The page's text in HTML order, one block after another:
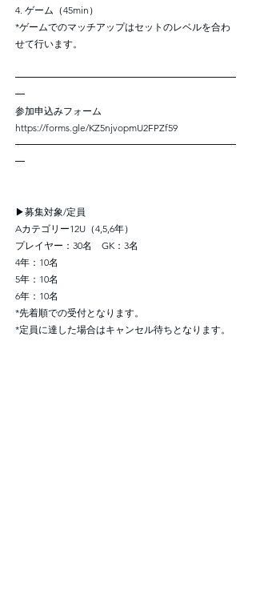
4. ゲーム（45min）
*ゲームでのマッチアップはセットのレベルを合わ
せて行います。
━━━━━━━━━━━━━━━━━━━━━━━
━
参加申込みフォーム
https://forms.gle/KZ5njvopmU2FPZf59
━━━━━━━━━━━━━━━━━━━━━━━
━
▶募集対象/定員
Aカテゴリー12U（4,5,6年）
プレイヤー：30名 GK：3名
4年：10名
5年：10名
6年：10名
*先着順での受付となります。
*定員に達した場合はキャンセル待ちとなります。